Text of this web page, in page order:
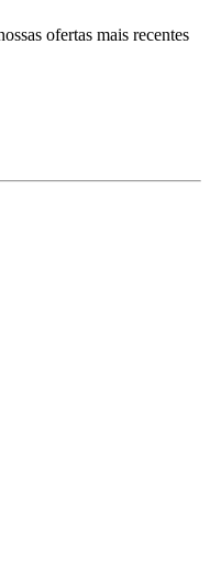
ofertas mais recentes